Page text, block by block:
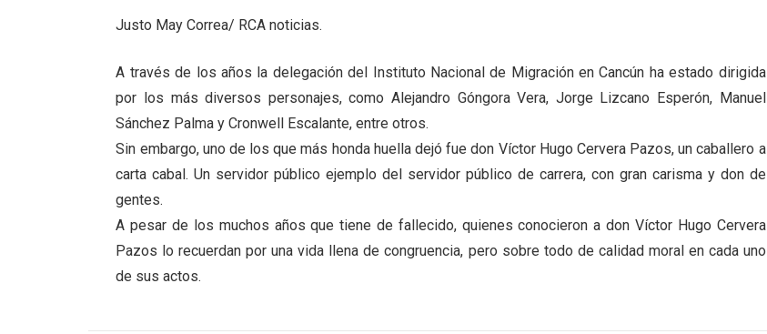
Justo May Correa/ RCA noticias.
A través de los años la delegación del Instituto Nacional de Migración en Cancún ha estado dirigida
por los más diversos personajes, como Alejandro Góngora Vera, Jorge Lizcano Esperón, Manuel
Sánchez Palma y Cronwell Escalante, entre otros.
Sin embargo, uno de los que más honda huella dejó fue don Víctor Hugo Cervera Pazos, un caballero a
carta cabal. Un servidor público ejemplo del servidor público de carrera, con gran carisma y don de
gentes.
A pesar de los muchos años que tiene de fallecido, quienes conocieron a don Víctor Hugo Cervera
Pazos lo recuerdan por una vida llena de congruencia, pero sobre todo de calidad moral en cada uno
de sus actos.